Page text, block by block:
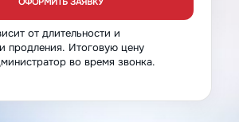
от длительности и
продления. Итоговую цену
во время звонка.